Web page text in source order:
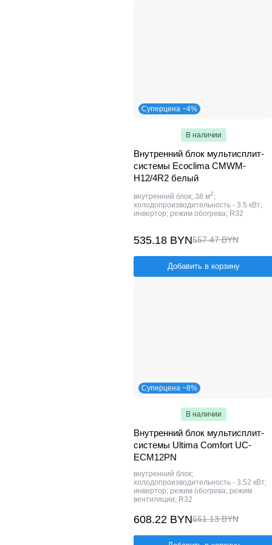
Суперцена −4%
В наличии
Внутренний блок мультисплит-
системы Ecoclima CMWM-
H12/4R2 белый
внутренний блок; 38 м2;
холодопроизводительность - 3.5 кВт;
инвертор; режим обогрева; R32
535.18 BYN557.47 BYN
Добавить в корзину
Суперцена −8%
В наличии
Внутренний блок мультисплит-
системы Ultima Comfort UC-
ECM12PN
внутренний блок;
холодопроизводительность - 3.52 кВт;
инвертор; режим обогрева; режим
вентиляции; R32
608.22 BYN661.13 BYN